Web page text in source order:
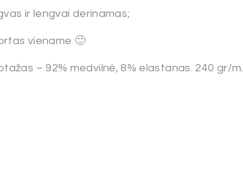
ir lengvai derinamas;
viename 🙂
– 92% medvilnė, 8% elastanas. 240 gr/m.